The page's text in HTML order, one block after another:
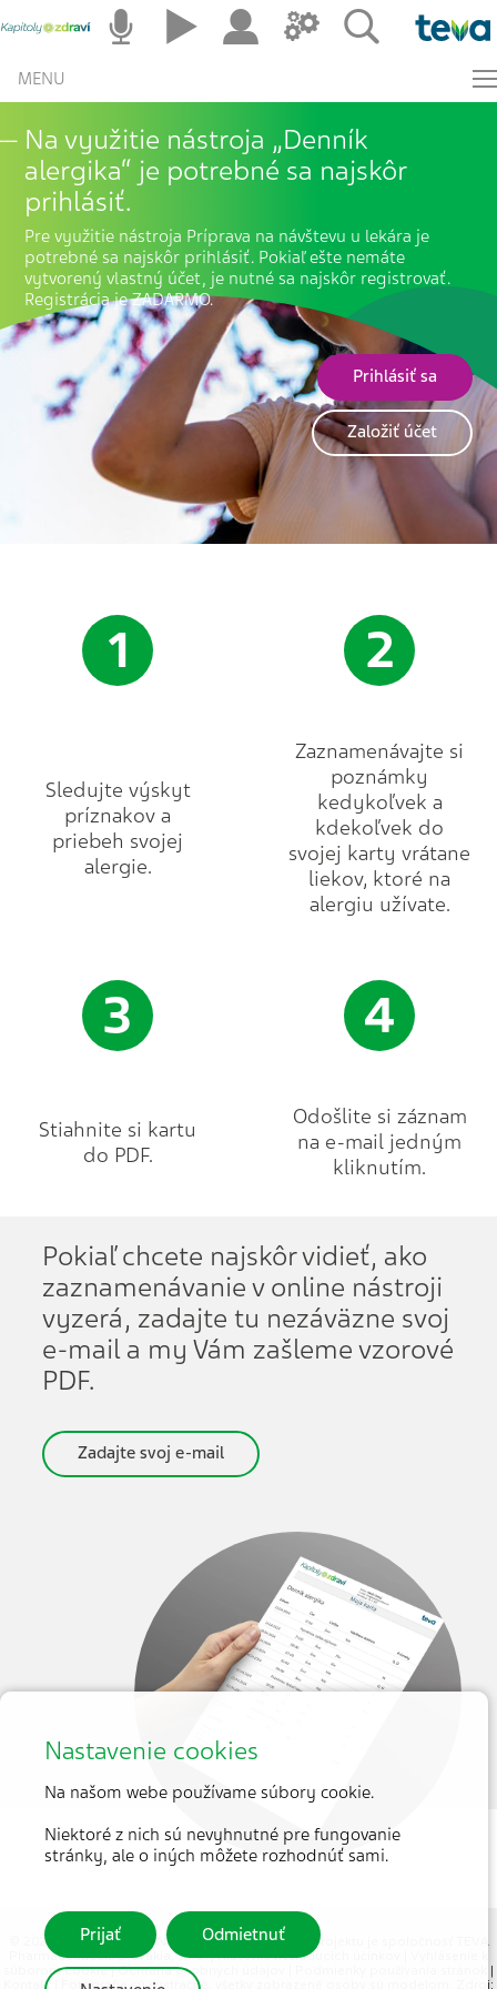
MENU
Na využitie nástroja „Denník
alergika“ je potrebné sa najskôr
prihlásiť.
Pre využitie nástroja Príprava na návštevu u lekára je
potrebné sa najskôr prihlásiť. Pokiaľ ešte nemáte
vytvorený vlastný účet, je nutné sa najskôr registrovať.
Registrácia je ZADARMO.
Prihlásiť sa
Založiť účet
1
Sledujte výskyt
príznakov a
priebeh svojej
alergie.
2
Zaznamenávajte si
poznámky
kedykoľvek a
kdekoľvek do
svojej karty vrátane
liekov, ktoré na
alergiu užívate.
3
Stiahnite si kartu
do PDF.
4
Odošlite si záznam
na e-mail jedným
kliknutím.
Pokiaľ chcete najskôr vidieť, ako
zaznamenávanie v online nástroji
vyzerá, zadajte tu nezáväzne svoj
e-mail a my Vám zašleme vzorové
PDF.
Zadajte svoj e-mail
© 2026 MEDICAL TRIBUNE CZ, s.r.o. |Partnerom projektu je spoločnosť TEVA
Pharmaceuticals Slovakia, s.r.o.|Hlásenie nežiaducich účinkov
súborom cookie|Ochrana osobných údajov
|
Kontakt
| Fotografie sú ilustračné, všetky zobrazené osoby sú modelom. Zdroj:
Nastavenie cookies
Na našom webe používame súbory cookie.
Niektoré z nich sú nevyhnutné pre fungovanie
stránky, ale o iných môžete rozhodnúť sami.
Prijať Odmietnuť